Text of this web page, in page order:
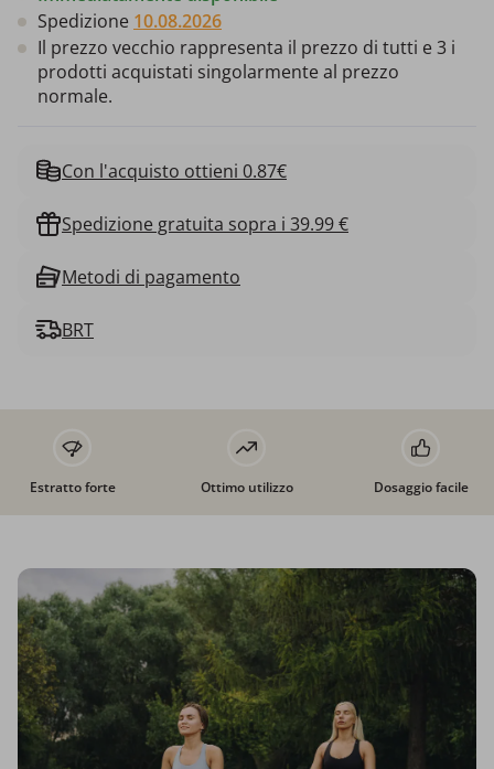
Spedizione 10.08.2026
Il prezzo vecchio rappresenta il prezzo di tutti e 3 i
prodotti acquistati singolarmente al prezzo
normale.
Con l'acquisto ottieni 0.87€
Spedizione gratuita sopra i 39.99 €
Metodi di pagamento
BRT
Estratto forte Ottimo utilizzo Dosaggio facile